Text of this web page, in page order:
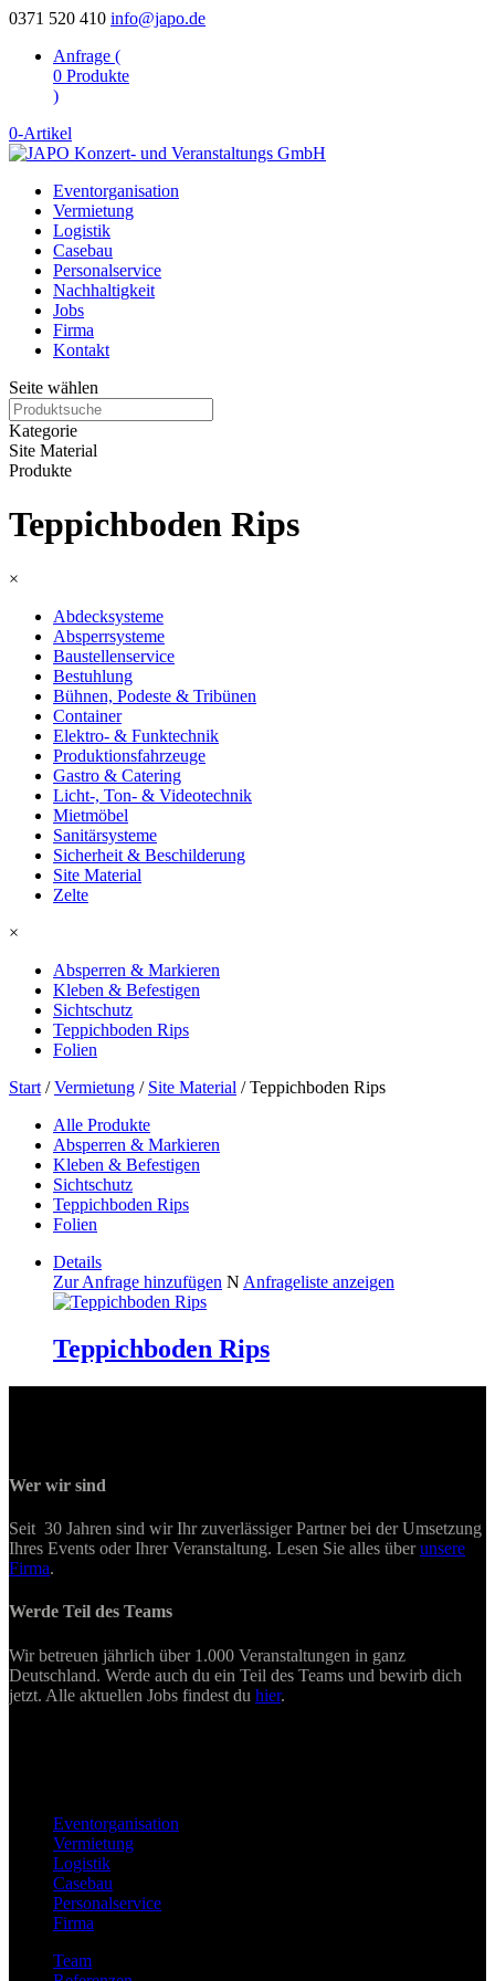
0371 520 410 info@japo.de
Anfrage (
0 Produkte
)
0-Artikel
Eventorganisation
Vermietung
Logistik
Casebau
Personalservice
Nachhaltigkeit
Jobs
Firma
Kontakt
Seite wählen
Kategorie
Site Material
Produkte
Teppichboden Rips
×
Abdecksysteme
Absperrsysteme
Baustellenservice
Bestuhlung
Bühnen, Podeste & Tribünen
Container
Elektro- & Funktechnik
Produktionsfahrzeuge
Gastro & Catering
Licht-, Ton- & Videotechnik
Mietmöbel
Sanitärsysteme
Sicherheit & Beschilderung
Site Material
Zelte
×
Absperren & Markieren
Kleben & Befestigen
Sichtschutz
Teppichboden Rips
Folien
Start /Vermietung / Site Material / Teppichboden Rips
Alle Produkte
Absperren & Markieren
Kleben & Befestigen
Sichtschutz
Teppichboden Rips
Folien
Details
Zur Anfrage hinzufügen N Anfrageliste anzeigen
Teppichboden Rips
Wer wir sind
Seit 30 Jahren sind wir Ihr zuverlässiger Partner bei der Umsetzung
Ihres Events oder Ihrer Veranstaltung. Lesen Sie alles überunsere
Firma.
Werde Teil des Teams
Wir betreuen jährlich über 1.000 Veranstaltungen in ganz
Deutschland. Werde auch du ein Teil des Teams und bewirb dich
jetzt. Alle aktuellen Jobs findest du hier.
Eventorganisation
Vermietung
Logistik
Casebau
Personalservice
Firma
Team